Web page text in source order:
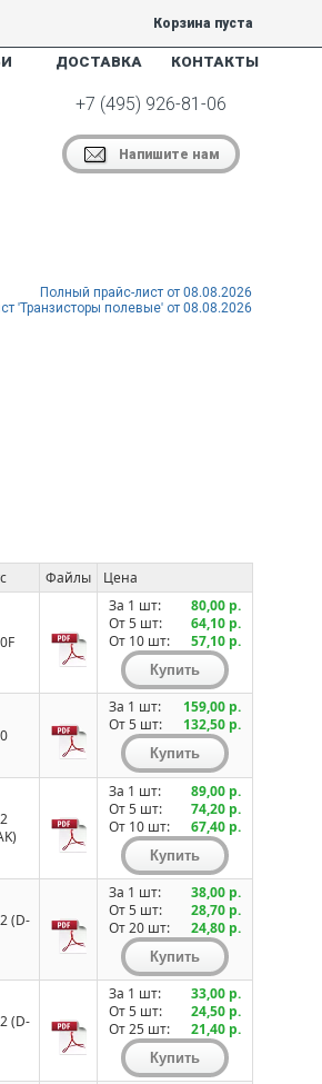
Корзина пуста
ДОСТАВКА КОНТАКТЫ
+7 (495) 926-81-06
Напишите нам
Полный прайс-лист от 08.08.2026
'Транзисторы полевые' от 08.08.2026
Файлы Цена
За 1 шт:
80,00 р.
От 5 шт:
64,10 р.
От 10 шт:
57,10 р.
За 1 шт:
159,00 р.
От 5 шт:
132,50 р.
За 1 шт:
89,00 р.
От 5 шт:
74,20 р.
От 10 шт:
67,40 р.
(D-
За 1 шт:
38,00 р.
От 5 шт:
28,70 р.
От 20 шт:
24,80 р.
(D-
За 1 шт:
33,00 р.
От 5 шт:
24,50 р.
От 25 шт:
21,40 р.